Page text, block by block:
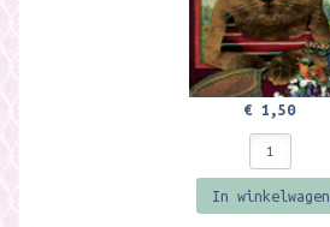
€ 1,50
In winkelwagen